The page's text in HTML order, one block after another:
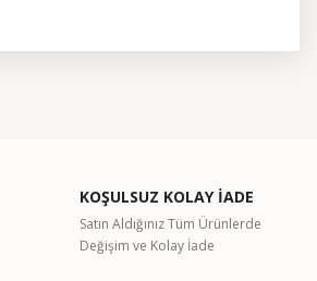
KOŞULSUZ KOLAY İADE
Satın Aldığınız Tüm Ürünlerde
Değişim ve Kolay İade